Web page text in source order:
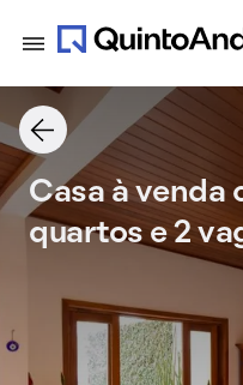
Casa à venda
quartos e 2